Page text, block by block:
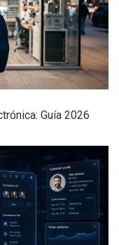
Guía 2026